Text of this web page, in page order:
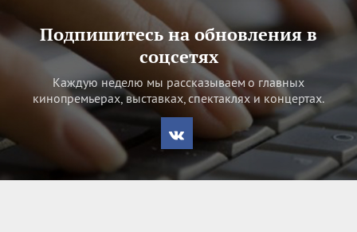
Подпишитесь на обновления в
соцсетях
Каждую неделю мы рассказываем о главных
кинопремьерах, выставках, спектаклях и концертах.